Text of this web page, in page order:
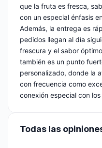
que la fruta es fresca,
con un especial énfasis
Además, la entrega es
pedidos llegan al día
frescura y el sabor
también es un punto
personalizado, donde la
con frecuencia como
conexión especial con
Todas las